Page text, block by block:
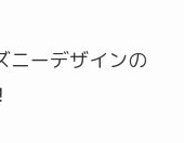
ニーデザインの